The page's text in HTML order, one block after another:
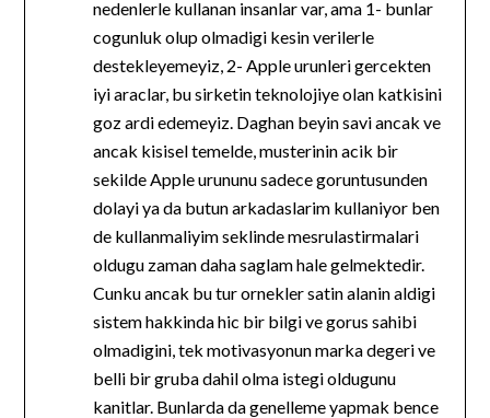
nedenlerle kullanan insanlar var, ama 1- bunlar
cogunluk olup olmadigi kesin verilerle
destekleyemeyiz, 2- Apple urunleri gercekten
iyi araclar, bu sirketin teknolojiye olan katkisini
goz ardi edemeyiz. Daghan beyin savi ancak ve
ancak kisisel temelde, musterinin acik bir
sekilde Apple urununu sadece goruntusunden
dolayi ya da butun arkadaslarim kullaniyor ben
de kullanmaliyim seklinde mesrulastirmalari
oldugu zaman daha saglam hale gelmektedir.
Cunku ancak bu tur ornekler satin alanin aldigi
sistem hakkinda hic bir bilgi ve gorus sahibi
olmadigini, tek motivasyonun marka degeri ve
belli bir gruba dahil olma istegi oldugunu
kanitlar. Bunlarda da genelleme yapmak bence